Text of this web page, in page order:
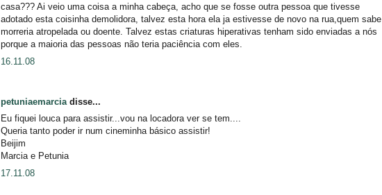
casa??? Ai veio uma coisa a minha cabeça, acho que se fosse outra pessoa que tivesse
adotado esta coisinha demolidora, talvez esta hora ela ja estivesse de novo na rua,quem sabe
morreria atropelada ou doente. Talvez estas criaturas hiperativas tenham sido enviadas a nós
porque a maioria das pessoas não teria paciência com eles.
16.11.08
petuniaemarcia disse...
Eu fiquei louca para assistir...vou na locadora ver se tem....
Queria tanto poder ir num cineminha básico assistir!
Beijim
Marcia e Petunia
17.11.08